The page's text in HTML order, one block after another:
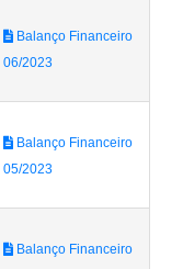
Balanço Financeiro
06/2023
Balanço Financeiro
05/2023
Balanço Financeiro